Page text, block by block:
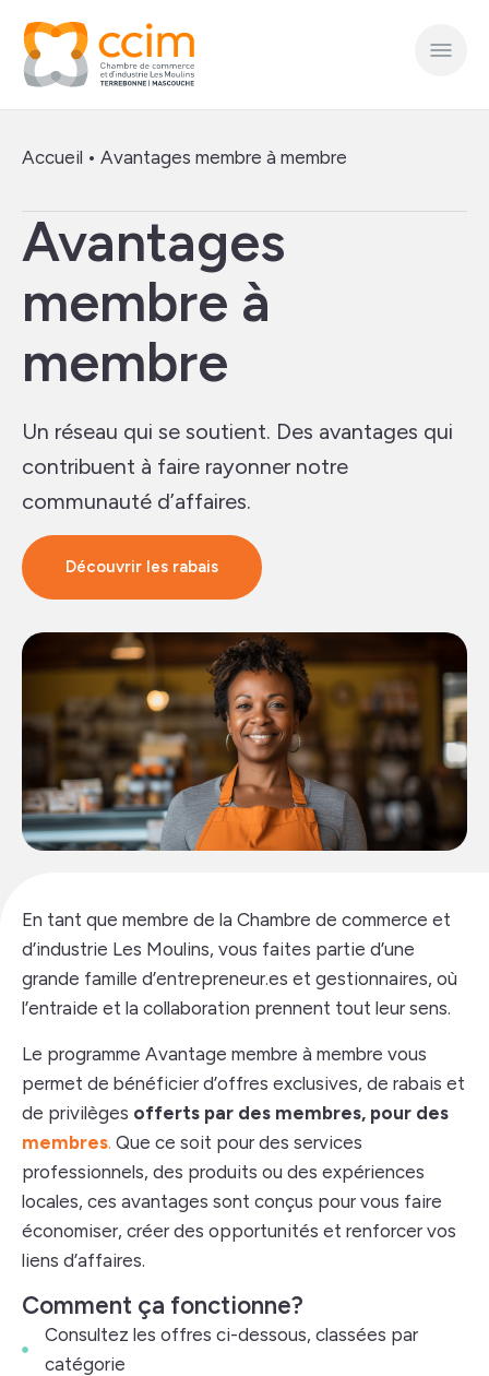
Accueil • Avantages membre à membre
Avantages
membre à
membre
Un réseau qui se soutient. Des avantages qui
contribuent à faire rayonner notre
communauté d’affaires.
Découvrir les rabais
En tant que membre de la Chambre de commerce et
d’industrie Les Moulins, vous faites partie d’une
grande famille d’entrepreneur.es et gestionnaires, où
l’entraide et la collaboration prennent tout leur sens.
Le programme Avantage membre à membre vous
permet de bénéficier d’offres exclusives, de rabais et
de privilèges offerts par des membres, pour des
membres. Que ce soit pour des services
professionnels, des produits ou des expériences
locales, ces avantages sont conçus pour vous faire
économiser, créer des opportunités et renforcer vos
liens d’affaires.
Comment ça fonctionne?
Consultez les offres ci-dessous, classées par
catégorie